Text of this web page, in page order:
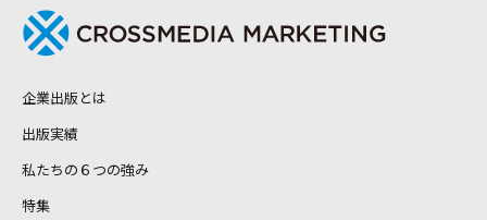
企業出版とは
出版実績
私たちの６つの強み
特集